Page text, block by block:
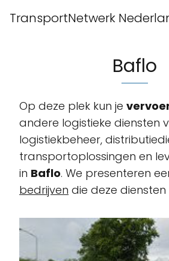
TransportNetwerk
Baflo
Op deze plek kun je
andere logistieke diensten
logistiekbeheer,
transportoplossingen en
in Baflo. We presenteren
bedrijven die deze